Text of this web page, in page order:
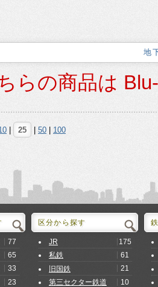
地
らの商品は
25 50 100
77
65
33
23
区分から探す
JR
175
私鉄
61
旧国鉄
21
第三セクター鉄道
10